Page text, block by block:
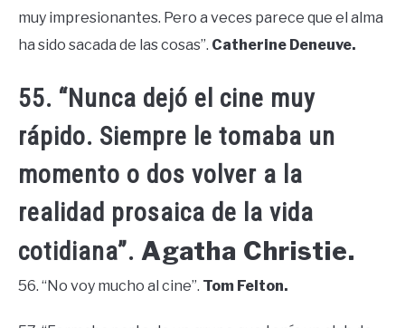
muy impresionantes. Pero a veces parece que el alma
ha sido sacada de las cosas”. Catherine Deneuve.
55. “Nunca dejó el cine muy
rápido. Siempre le tomaba un
momento o dos volver a la
realidad prosaica de la vida
cotidiana”. Agatha Christie.
56. “No voy mucho al cine”. Tom Felton.